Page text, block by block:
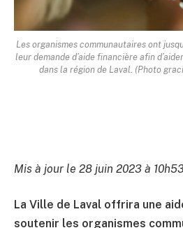
Les organismes communautaires ont
leur demande d’aide financière afin
dans la région de Laval. (Photo
Mis à jour le 28 juin 2023 à
La Ville de Laval offrira une
soutenir les organismes